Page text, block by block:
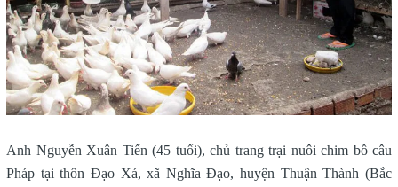
Anh Nguyễn Xuân Tiến (45 tuổi), chủ trang trại nuôi chim bồ câu
Pháp tại thôn Đạo Xá, xã Nghĩa Đạo, huyện Thuận Thành (Bắc